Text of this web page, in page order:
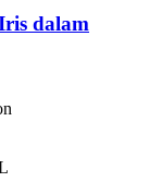
dalam